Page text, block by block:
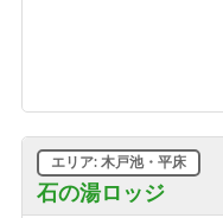
石の湯ロッジ
エリア: 木戸池・平床